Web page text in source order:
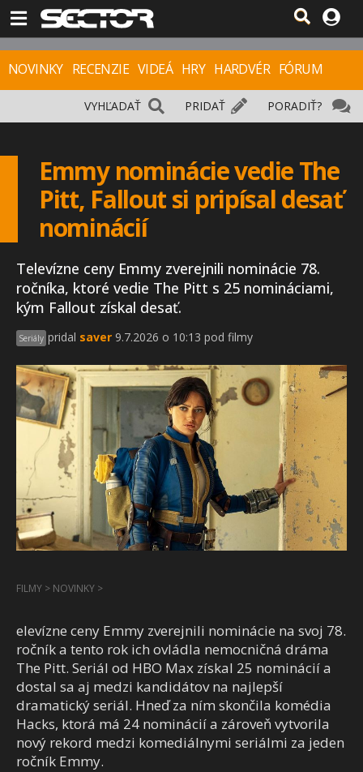
NOVINKY RECENZIE VIDEÁ HRY HARDVÉR FÓRUM
PORADIŤ?
PRIDAŤ
VYHĽADAŤ
Emmy nominácie vedie The
Pitt, Fallout si pripísal desať
nominácií
Televízne ceny Emmy zverejnili nominácie 78.
ročníka, ktoré vedie The Pitt s 25 nomináciami,
kým Fallout získal desať.
Seriály pridal saver 9.7.2026 o 10:13 pod filmy
FILMY > NOVINKY >
elevízne ceny Emmy zverejnili nominácie na svoj 78.
ročník a tento rok ich ovládla nemocničná dráma
The Pitt. Seriál od HBO Max získal 25 nominácií a
dostal sa aj medzi kandidátov na najlepší
dramatický seriál. Hneď za ním skončila komédia
Hacks, ktorá má 24 nominácií a zároveň vytvorila
nový rekord medzi komediálnymi seriálmi za jeden
ročník Emmy.